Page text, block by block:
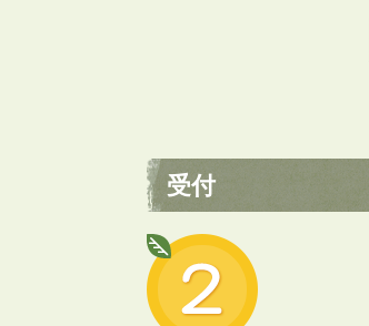
受付